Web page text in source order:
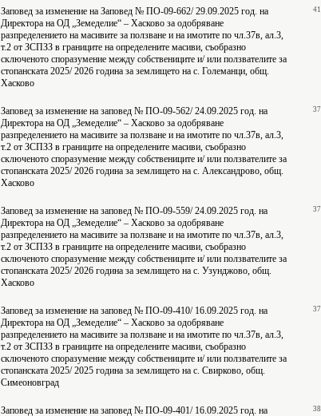
Заповед за изменение на Заповед № ПО-09-662/ 29.09.2025 год. на
Директора на ОД „Земеделие“ – Хасково за одобряване
разпределението на масивите за ползване и на имотите по чл.37в, ал.3,
т.2 от ЗСПЗЗ в границите на определените масиви, съобразно
сключеното споразумение между собствениците и/ или ползвателите за
стопанската 2025/ 2026 година за землището на с. Големанци, общ.
Хасково
Заповед за изменение на заповед № ПО-09-562/ 24.09.2025 год. на
Директора на ОД „Земеделие“ – Хасково за одобряване
разпределението на масивите за ползване и на имотите по чл.37в, ал.3,
т.2 от ЗСПЗЗ в границите на определените масиви, съобразно
сключеното споразумение между собствениците и/ или ползвателите за
стопанската 2025/ 2026 година за землището на с. Александрово, общ.
Хасково
Заповед за изменение на заповед № ПО-09-559/ 24.09.2025 год. на
Директора на ОД „Земеделие“ – Хасково за одобряване
разпределението на масивите за ползване и на имотите по чл.37в, ал.3,
т.2 от ЗСПЗЗ в границите на определените масиви, съобразно
сключеното споразумение между собствениците и/ или ползвателите за
стопанската 2025/ 2026 година за землището на с. Узунджово, общ.
Хасково
Заповед за изменение на заповед № ПО-09-410/ 16.09.2025 год. на
Директора на ОД „Земеделие“ – Хасково за одобряване
разпределението на масивите за ползване и на имотите по чл.37в, ал.3,
т.2 от ЗСПЗЗ в границите на определените масиви, съобразно
сключеното споразумение между собствениците и/ или ползвателите за
стопанската 2025/ 2025 година за землището на с. Свирково, общ.
Симеоновград
Заповед за изменение на заповед № ПО-09-401/ 16.09.2025 год. на